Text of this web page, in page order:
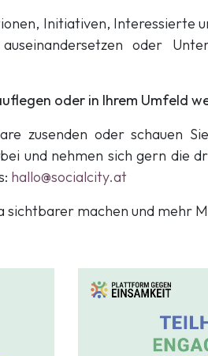
Initiativen, Interessierte
oder
oder in Ihrem Umfeld
zusenden oder schauen
und nehmen sich gern die
hallo@socialcity.at
sichtbarer machen und mehr